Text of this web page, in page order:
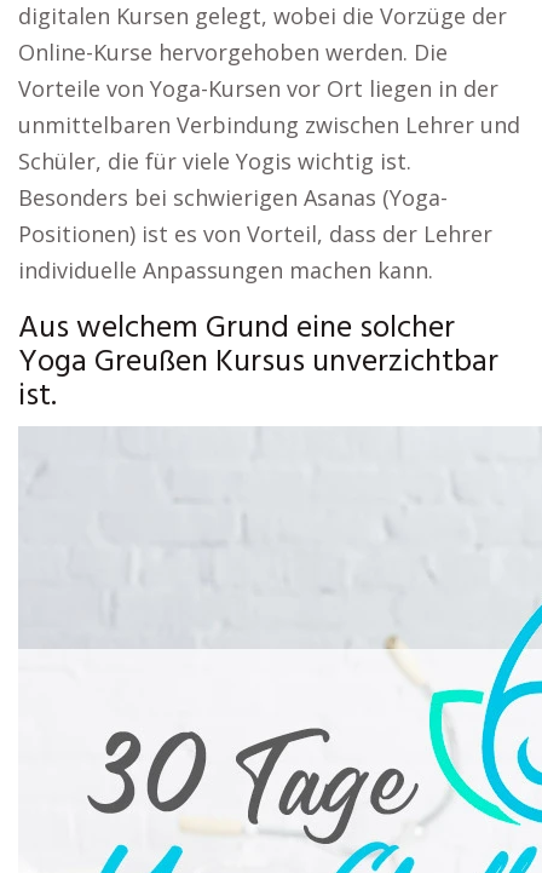
digitalen Kursen gelegt, wobei die Vorzüge der
Online-Kurse hervorgehoben werden. Die
Vorteile von Yoga-Kursen vor Ort liegen in der
unmittelbaren Verbindung zwischen Lehrer und
Schüler, die für viele Yogis wichtig ist.
Besonders bei schwierigen Asanas (Yoga-
Positionen) ist es von Vorteil, dass der Lehrer
individuelle Anpassungen machen kann.
Aus welchem Grund eine solcher
Yoga Greußen Kursus unverzichtbar
ist.